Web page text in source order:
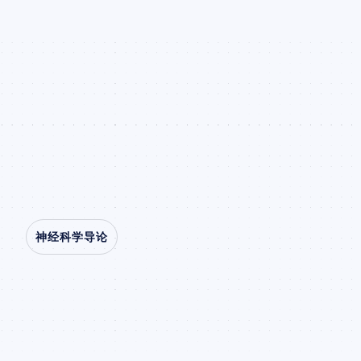
神经科学导论